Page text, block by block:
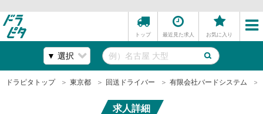
トップ 最近見た求人 お気に入り
ドラピタトップ 東京都 回送ドライバー 有限会社バードシステム
求人詳細